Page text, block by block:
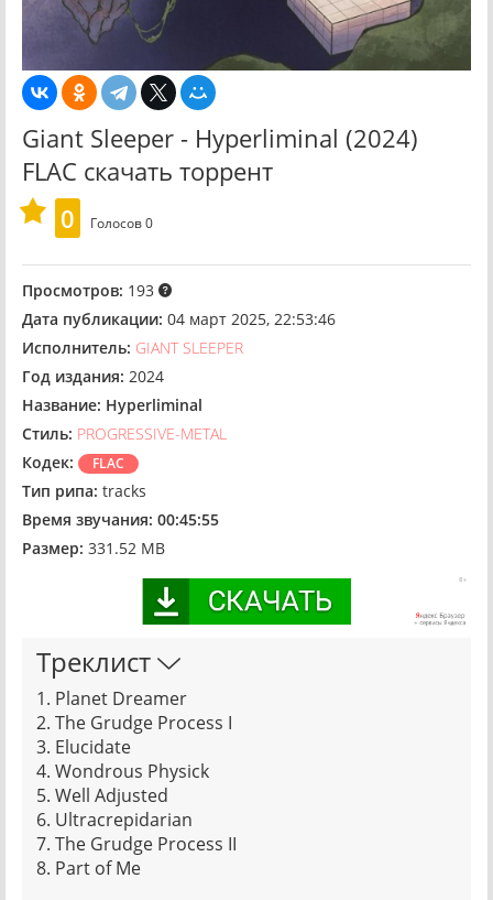
Giant Sleeper - Hyperliminal (2024)
FLAC скачать торрент
0
Голосов0
Просмотров: 193
Дата публикации: 04 март 2025, 22:53:46
Исполнитель: GIANT SLEEPER
Год издания: 2024
Название: Hyperliminal
Стиль: PROGRESSIVE-METAL
Кодек:
FLAC
Тип рипа: tracks
Время звучания: 00:45:55
Размер: 331.52 MB
Треклист
1. Planet Dreamer
2. The Grudge Process I
3. Elucidate
4. Wondrous Physick
5. Well Adjusted
6. Ultracrepidarian
7. The Grudge Process II
8. Part of Me